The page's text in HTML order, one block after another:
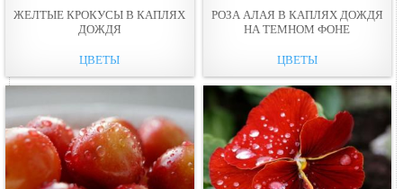
ЖЕЛТЫЕ КРОКУСЫ В КАПЛЯХ
ДОЖДЯ
ЦВЕТЫ
РОЗА АЛАЯ В КАПЛЯХ ДОЖДЯ
НА ТЕМНОМ ФОНЕ
ЦВЕТЫ